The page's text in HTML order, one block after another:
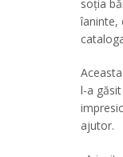
soția
îaninte,
l-a
ajutor.